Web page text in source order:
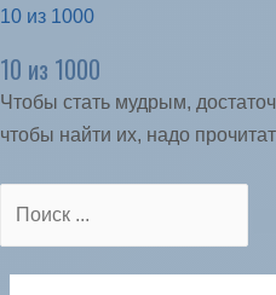
10 из 1000
10 из 1000
Чтобы стать мудрым,
чтобы найти их, надо